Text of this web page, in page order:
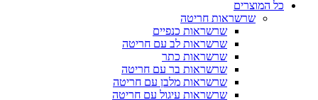
כל המוצרים
שרשראות חריטה
שרשראות כנפיים
שרשראות לב עם חריטה
שרשראות כתר
שרשראות בר עם חריטה
שרשראות מלבן עם חריטה
שרשראות עיגול עם חריטה